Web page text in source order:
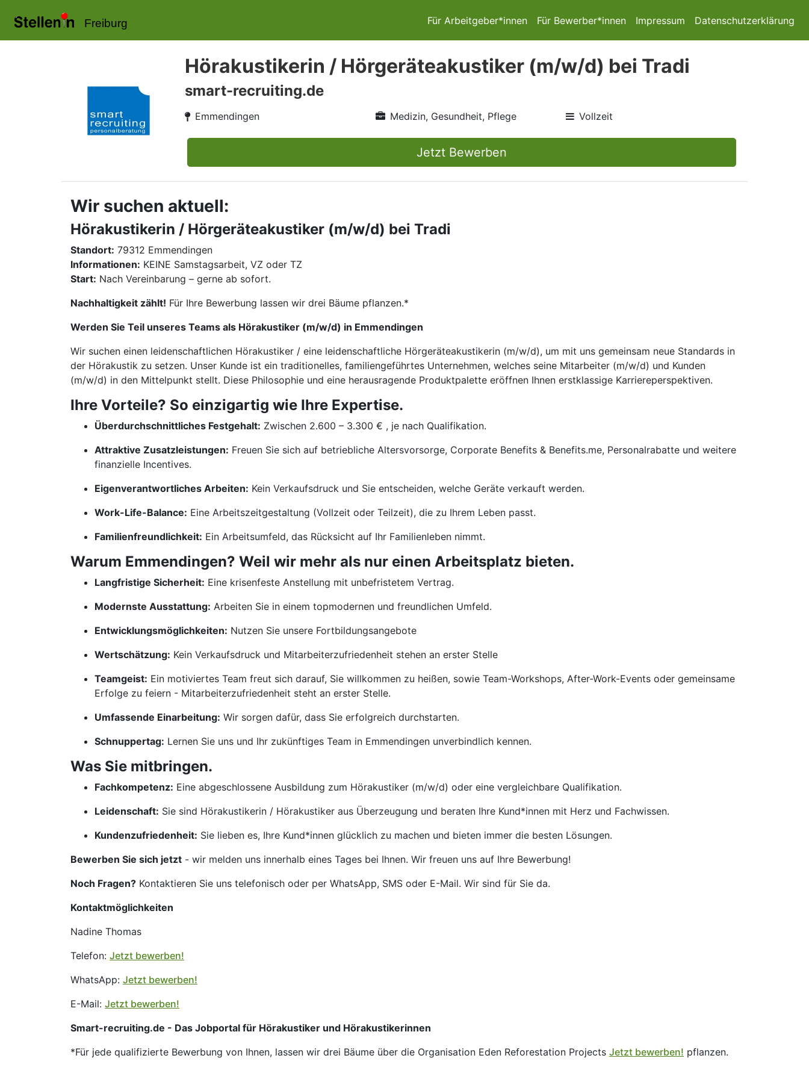
Freiburg Für Arbeitgeber*innen Für Bewerber*innen Impressum Datenschutzerklärung
Hörakustikerin / Hörgeräteakustiker (m/w/d) bei Tradi
smart-recruiting.de
Emmendingen Medizin, Gesundheit, Pflege Vollzeit
Jetzt Bewerben
Wir suchen aktuell:
Hörakustikerin / Hörgeräteakustiker (m/w/d) bei Tradi
Standort: 79312 Emmendingen
Informationen: KEINE Samstagsarbeit, VZ oder TZ
Start: Nach Vereinbarung – gerne ab sofort.
Nachhaltigkeit zählt! Für Ihre Bewerbung lassen wir drei Bäume pflanzen.*
Werden Sie Teil unseres Teams als Hörakustiker (m/w/d) in Emmendingen
Wir suchen einen leidenschaftlichen Hörakustiker / eine leidenschaftliche Hörgeräteakustikerin (m/w/d), um mit uns gemeinsam neue Standards in
der Hörakustik zu setzen. Unser Kunde ist ein traditionelles, familiengeführtes Unternehmen, welches seine Mitarbeiter (m/w/d) und Kunden
(m/w/d) in den Mittelpunkt stellt. Diese Philosophie und eine herausragende Produktpalette eröffnen Ihnen erstklassige Karriereperspektiven.
Ihre Vorteile? So einzigartig wie Ihre Expertise.
Überdurchschnittliches Festgehalt: Zwischen 2.600 – 3.300 € , je nach Qualifikation.
Attraktive Zusatzleistungen: Freuen Sie sich auf betriebliche Altersvorsorge, Corporate Benefits & Benefits.me, Personalrabatte und weitere
finanzielle Incentives.
Eigenverantwortliches Arbeiten: Kein Verkaufsdruck und Sie entscheiden, welche Geräte verkauft werden.
Work-Life-Balance: Eine Arbeitszeitgestaltung (Vollzeit oder Teilzeit), die zu Ihrem Leben passt.
Familienfreundlichkeit: Ein Arbeitsumfeld, das Rücksicht auf Ihr Familienleben nimmt.
Warum Emmendingen? Weil wir mehr als nur einen Arbeitsplatz bieten.
Langfristige Sicherheit: Eine krisenfeste Anstellung mit unbefristetem Vertrag.
Modernste Ausstattung: Arbeiten Sie in einem topmodernen und freundlichen Umfeld.
Entwicklungsmöglichkeiten: Nutzen Sie unsere Fortbildungsangebote
Wertschätzung: Kein Verkaufsdruck und Mitarbeiterzufriedenheit stehen an erster Stelle
Teamgeist: Ein motiviertes Team freut sich darauf, Sie willkommen zu heißen, sowie Team-Workshops, After-Work-Events oder gemeinsame
Erfolge zu feiern - Mitarbeiterzufriedenheit steht an erster Stelle.
Umfassende Einarbeitung: Wir sorgen dafür, dass Sie erfolgreich durchstarten.
Schnuppertag: Lernen Sie uns und Ihr zukünftiges Team in Emmendingen unverbindlich kennen.
Was Sie mitbringen.
Fachkompetenz: Eine abgeschlossene Ausbildung zum Hörakustiker (m/w/d) oder eine vergleichbare Qualifikation.
Leidenschaft: Sie sind Hörakustikerin / Hörakustiker aus Überzeugung und beraten Ihre Kund*innen mit Herz und Fachwissen.
Kundenzufriedenheit: Sie lieben es, Ihre Kund*innen glücklich zu machen und bieten immer die besten Lösungen.
Bewerben Sie sich jetzt - wir melden uns innerhalb eines Tages bei Ihnen. Wir freuen uns auf Ihre Bewerbung!
Noch Fragen? Kontaktieren Sie uns telefonisch oder per WhatsApp, SMS oder E-Mail. Wir sind für Sie da.
Kontaktmöglichkeiten
Nadine Thomas
Telefon: Jetzt bewerben!
WhatsApp: Jetzt bewerben!
E-Mail: Jetzt bewerben!
Smart-recruiting.de - Das Jobportal für Hörakustiker und Hörakustikerinnen
*Für jede qualifizierte Bewerbung von Ihnen, lassen wir drei Bäume über die Organisation Eden Reforestation Projects Jetzt bewerben! pflanzen.